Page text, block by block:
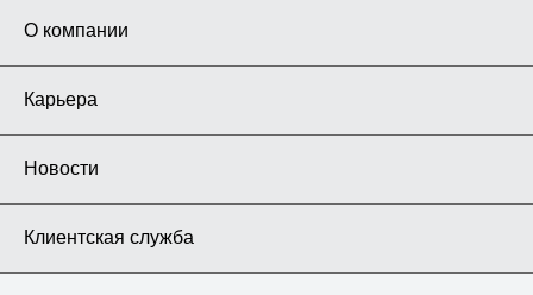
О компании
Карьера
Новости
Клиентская служба